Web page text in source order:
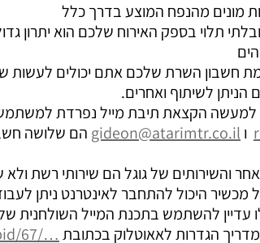
תלוי בספק האירוח שלכם הוא
חשבון השרת שלכם אתם יכולים לעשות
הניתן לשיתוף ואחרים.
ו gideon@atarimtr.co.il הם שלושה
והשירותים של גוגל הם שירותי רשת
היכול להתחבר לאינטרנט ניתן לעבוד
עדיין להשתמש בתכנת המייל השולחנית
67/…